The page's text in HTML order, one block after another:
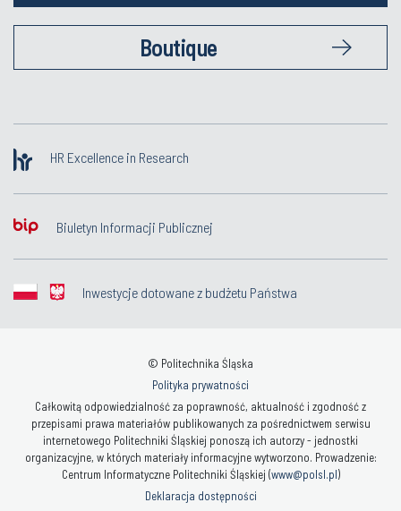
Boutique
HR Excellence in Research
Biuletyn Informacji Publicznej
Inwestycje dotowane z budżetu Państwa
© Politechnika Śląska
Polityka prywatności
Całkowitą odpowiedzialność za poprawność, aktualność i zgodność z
przepisami prawa materiałów publikowanych za pośrednictwem serwisu
internetowego Politechniki Śląskiej ponoszą ich autorzy - jednostki
organizacyjne, w których materiały informacyjne wytworzono. Prowadzenie:
Centrum Informatyczne Politechniki Śląskiej (www@polsl.pl)
Deklaracja dostępności